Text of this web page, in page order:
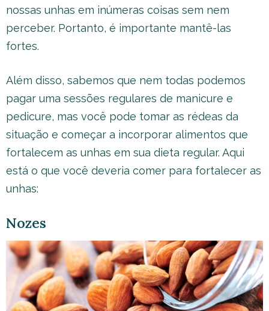
nossas unhas em inúmeras coisas sem nem
perceber. Portanto, é importante mantê-las
fortes.
Além disso, sabemos que nem todas podemos
pagar uma sessões regulares de manicure e
pedicure, mas você pode tomar as rédeas da
situação e começar a incorporar alimentos que
fortalecem as unhas em sua dieta regular. Aqui
está o que você deveria comer para fortalecer as
unhas:
Nozes